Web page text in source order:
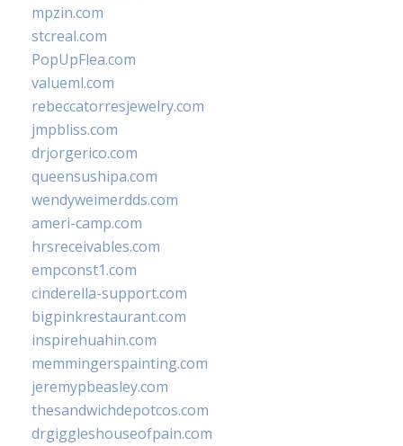
mpzin.com
stcreal.com
PopUpFlea.com
valueml.com
rebeccatorresjewelry.com
jmpbliss.com
drjorgerico.com
queensushipa.com
wendyweimerdds.com
ameri-camp.com
hrsreceivables.com
empconst1.com
cinderella-support.com
bigpinkrestaurant.com
inspirehuahin.com
memmingerspainting.com
jeremypbeasley.com
thesandwichdepotcos.com
drgiggleshouseofpain.com